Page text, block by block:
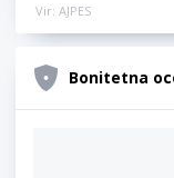
Vir: AJPES
Bonitetna